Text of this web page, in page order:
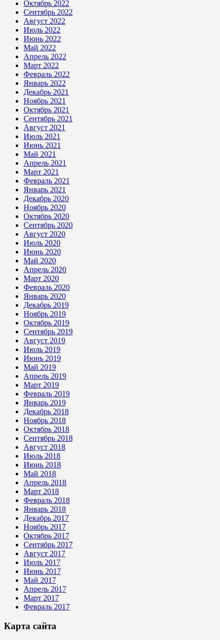
Октябрь 2022
Сентябрь 2022
Август 2022
Июль 2022
Июнь 2022
Май 2022
Апрель 2022
Март 2022
Февраль 2022
Январь 2022
Декабрь 2021
Ноябрь 2021
Октябрь 2021
Сентябрь 2021
Август 2021
Июль 2021
Июнь 2021
Май 2021
Апрель 2021
Март 2021
Февраль 2021
Январь 2021
Декабрь 2020
Ноябрь 2020
Октябрь 2020
Сентябрь 2020
Август 2020
Июль 2020
Июнь 2020
Май 2020
Апрель 2020
Март 2020
Февраль 2020
Январь 2020
Декабрь 2019
Ноябрь 2019
Октябрь 2019
Сентябрь 2019
Август 2019
Июль 2019
Июнь 2019
Май 2019
Апрель 2019
Март 2019
Февраль 2019
Январь 2019
Декабрь 2018
Ноябрь 2018
Октябрь 2018
Сентябрь 2018
Август 2018
Июль 2018
Июнь 2018
Май 2018
Апрель 2018
Март 2018
Февраль 2018
Январь 2018
Декабрь 2017
Ноябрь 2017
Октябрь 2017
Сентябрь 2017
Август 2017
Июль 2017
Июнь 2017
Май 2017
Апрель 2017
Март 2017
Февраль 2017
Карта сайта